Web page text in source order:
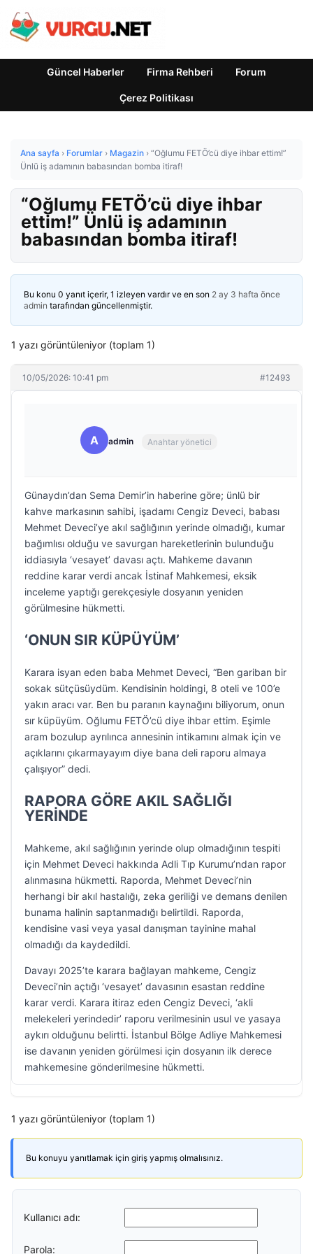
Güncel Haberler Firma Rehberi Forum
Çerez Politikası
Ana sayfa › Forumlar › Magazin › “Oğlumu FETÖ’cü diye ihbar ettim!”
Ünlü iş adamının babasından bomba itiraf!
“Oğlumu FETÖ’cü diye ihbar
ettim!” Ünlü iş adamının
babasından bomba itiraf!
Bu konu 0 yanıt içerir, 1 izleyen vardır ve en son 2 ay 3 hafta önce
admin tarafından güncellenmiştir.
1 yazı görüntüleniyor (toplam 1)
10/05/2026: 10:41 pm #12493
A admin Anahtar yönetici
Günaydın’dan Sema Demir’in haberine göre; ünlü bir
kahve markasının sahibi, işadamı Cengiz Deveci, babası
Mehmet Deveci’ye akıl sağlığının yerinde olmadığı, kumar
bağımlısı olduğu ve savurgan hareketlerinin bulunduğu
iddiasıyla ‘vesayet’ davası açtı. Mahkeme davanın
reddine karar verdi ancak İstinaf Mahkemesi, eksik
inceleme yaptığı gerekçesiyle dosyanın yeniden
görülmesine hükmetti.
‘ONUN SIR KÜPÜYÜM’
Karara isyan eden baba Mehmet Deveci, “Ben gariban bir
sokak sütçüsüydüm. Kendisinin holdingi, 8 oteli ve 100’e
yakın aracı var. Ben bu paranın kaynağını biliyorum, onun
sır küpüyüm. Oğlumu FETÖ’cü diye ihbar ettim. Eşimle
aram bozulup ayrılınca annesinin intikamını almak için ve
açıklarını çıkarmayayım diye bana deli raporu almaya
çalışıyor” dedi.
RAPORA GÖRE AKIL SAĞLIĞI
YERİNDE
Mahkeme, akıl sağlığının yerinde olup olmadığının tespiti
için Mehmet Deveci hakkında Adli Tıp Kurumu’ndan rapor
alınmasına hükmetti. Raporda, Mehmet Deveci’nin
herhangi bir akıl hastalığı, zeka geriliği ve demans denilen
bunama halinin saptanmadığı belirtildi. Raporda,
kendisine vasi veya yasal danışman tayinine mahal
olmadığı da kaydedildi.
Davayı 2025’te karara bağlayan mahkeme, Cengiz
Deveci’nin açtığı ‘vesayet’ davasının esastan reddine
karar verdi. Karara itiraz eden Cengiz Deveci, ‘akli
melekeleri yerindedir’ raporu verilmesinin usul ve yasaya
aykırı olduğunu belirtti. İstanbul Bölge Adliye Mahkemesi
ise davanın yeniden görülmesi için dosyanın ilk derece
mahkemesine gönderilmesine hükmetti.
1 yazı görüntüleniyor (toplam 1)
Bu konuyu yanıtlamak için giriş yapmış olmalısınız.
Kullanıcı adı:
Parola: